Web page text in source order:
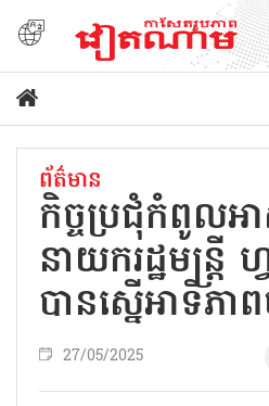
ព័ត៌មាន
កិច្ចប្រជុំកំពូលអ
នាយករដ្ឋមន្ត្
បានស្នើអាទិភ
27/05/2025